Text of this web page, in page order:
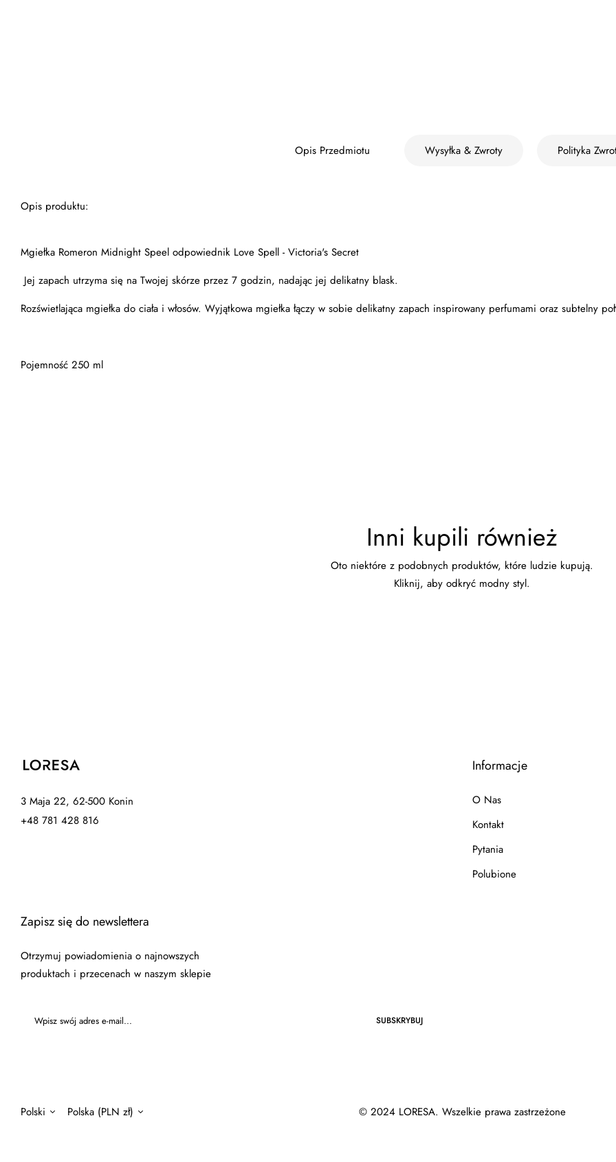
Opis Przedmiotu Wysyłka & Zwroty Polityka
Opis produktu:
Mgiełka Romeron Midnight Speel odpowiednik Love Spell - Victoria's Secret
Jej zapach utrzyma się na Twojej skórze przez 7 godzin, nadając jej delikatny blask.
Rozświetlająca mgiełka do ciała i włosów. Wyjątkowa mgiełka łączy w sobie delikatny zapach inspirowany perfumami oraz subtelny
Pojemność 250 ml
Inni kupili również
Oto niektóre z podobnych produktów, które ludzie kupują.
Kliknij, aby odkryć modny styl.
3 Maja 22, 62-500 Konin
+48 781 428 816
Informacje
O Nas
Kontakt
Pytania
Polubione
Zapisz się do newslettera
Otrzymuj powiadomienia o najnowszych
produktach i przecenach w naszym sklepie
SUBSKRYBUJ
Polski Polska (PLN zł) © 2024 LORESA. Wszelkie prawa zastrzeżone